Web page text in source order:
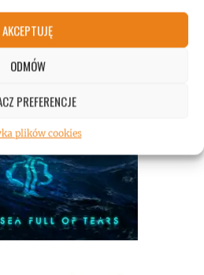
AKCEPTUJĘ
ODMÓW
PREFERENCJE
plików cookies